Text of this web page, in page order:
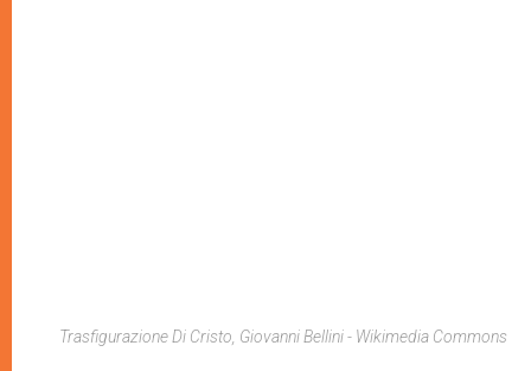
Trasfigurazione Di Cristo, Giovanni Bellini - Wikimedia Commons